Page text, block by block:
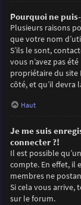
Pourquoi ne
Plusieurs raisons
que votre nom
S’ils le sont,
vous n’avez pas
propriétaire du site
côté, et qu’il devra
Haut
Je me suis
connecter ?!
Il est possible
compte. En effet, il
membres ne
Si cela vous arrive,
sur le forum.